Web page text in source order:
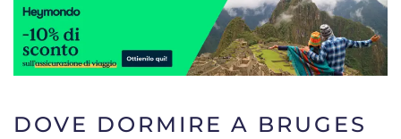
DOVE DORMIRE A BRUGES